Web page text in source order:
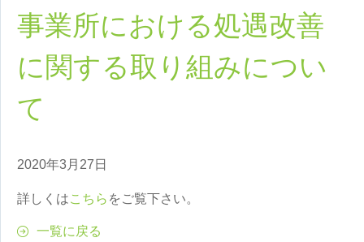
事業所における処遇改善
に関する取り組みについ
て
2020年3月27日
詳しくはこちら をご覧下さい。
一覧に戻る